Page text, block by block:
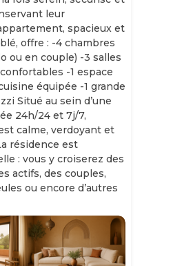
leur
spacieux et
offre : -4 chambres
ou en couple) -3 salles
-1 espace
équipée -1 grande
Situé au sein d’une
24h/24 et 7j/7,
calme, verdoyant et
résidence est
: vous y croiserez des
actifs, des couples,
ou encore d’autres